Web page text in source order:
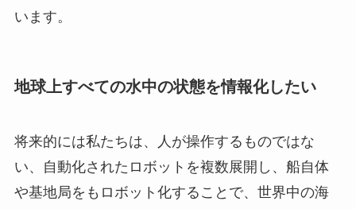
います。
地球上すべての水中の状態を情報化したい
将来的には私たちは、人が操作するものではな
い、自動化されたロボットを複数展開し、船自体
や基地局をもロボット化することで、世界中の海